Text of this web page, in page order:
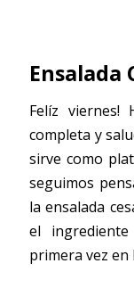
Ensalada
Felíz viernes!
completa y
sirve como
seguimos
la ensalada
el
primera vez en